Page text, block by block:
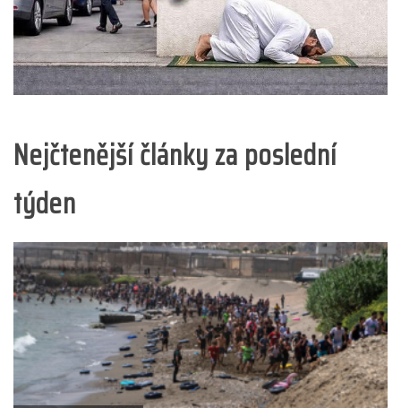
Nejčtenější články za poslední
týden